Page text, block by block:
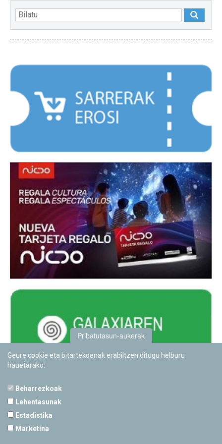
Pribatutasun-aukerak
Geure cookie eta bitartekoenak erabiltzen ditugu helburu
hauetarako:
Beharrezkoak
Lehentasunak
Estadistika
Marketina